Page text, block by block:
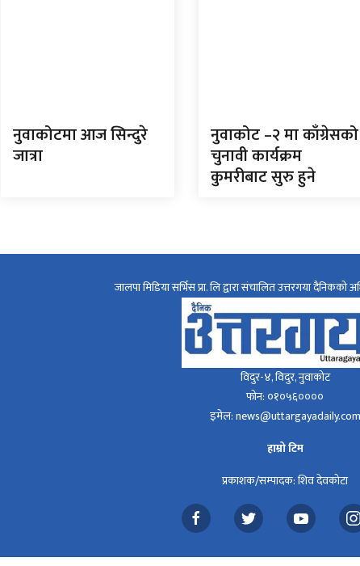
नुवाकोटमा आज सिन्दुरे
जात्रा
नुवाकोट –२ मा काँग्रेसको
चुनावी कार्यक्रम
कुमरीबाट सुरु हुने
जालपा मिडिया सर्भिस प्रा. लि द्वारा संचालित उत्तरगया
विदुर-४, विदुर, नुवाकोट
फोन: ०१०५६००००
इमेल: news@uttargayadaily.com
हाम्रो टिम
प्रकाशक/सम्पादक: शिव देवकोटा